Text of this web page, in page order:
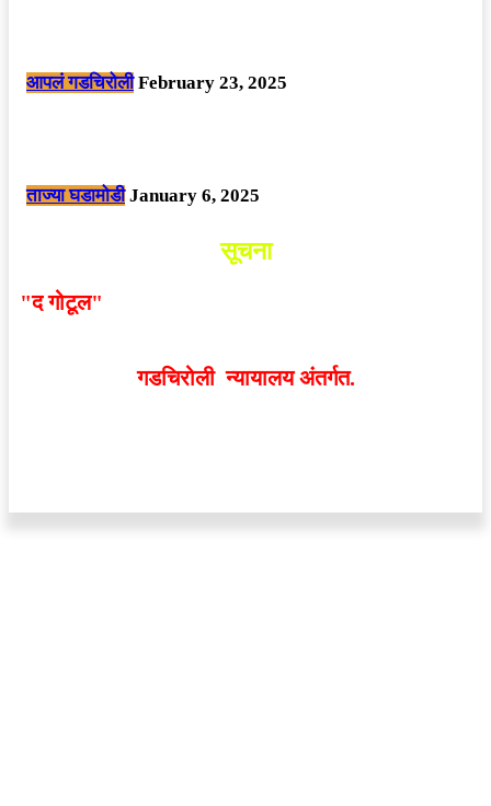
आपलं गडचिरोली February 23, 2025
ताज्या घडामोडी January 6, 2025
सूचना
"द गोटूल"
गडचिरोली न्यायालय अंतर्गत.